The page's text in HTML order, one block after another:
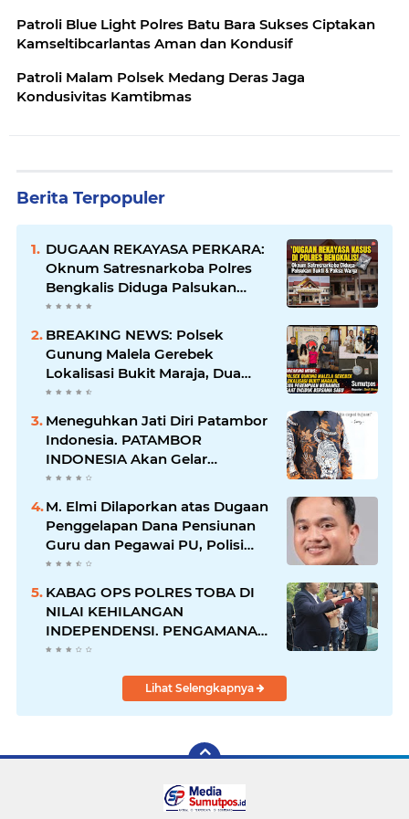
Patroli Blue Light Polres Batu Bara Sukses Ciptakan
Kamseltibcarlantas Aman dan Kondusif
Patroli Malam Polsek Medang Deras Jaga
Kondusivitas Kamtibmas
Berita Terpopuler
DUGAAN REKAYASA PERKARA:
Oknum Satresnarkoba Polres
Bengkalis Diduga Palsukan
Barang Bukti Hingga Paksa
BREAKING NEWS: Polsek
Gunung Malela Gerebek
Lokalisasi Bukit Maraja, Dua
Perempuan Menangis Saat
Meneguhkan Jati Diri Patambor
Indonesia. PATAMBOR
INDONESIA Akan Gelar
RAKERNAS II Di Jakarta.
M. Elmi Dilaporkan atas Dugaan
Penggelapan Dana Pensiunan
Guru dan Pegawai PU, Polisi
Pastikan Proses Hukum
KABAG OPS POLRES TOBA DI
NILAI KEHILANGAN
INDEPENDENSI. PENGAMANAN
PENEMBOKAN TANAH DI
Lihat Selengkapnya